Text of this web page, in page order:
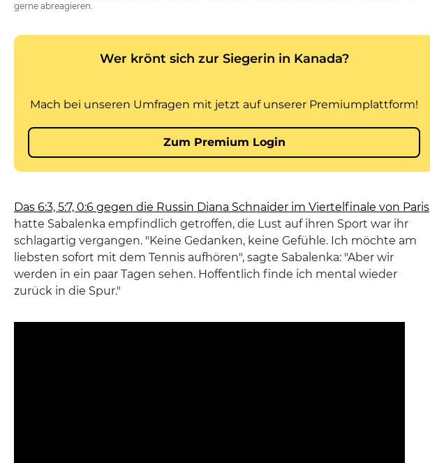
gerne abreagieren.
Das 6:3, 5:7, 0:6 gegen die Russin Diana Schnaider im Viertelfinale von Paris
hatte Sabalenka empfindlich getroffen, die Lust auf ihren Sport war ihr
schlagartig vergangen. "Keine Gedanken, keine Gefühle. Ich möchte am
liebsten sofort mit dem Tennis aufhören", sagte Sabalenka: "Aber wir
werden in ein paar Tagen sehen. Hoffentlich finde ich mental wieder
zurück in die Spur."